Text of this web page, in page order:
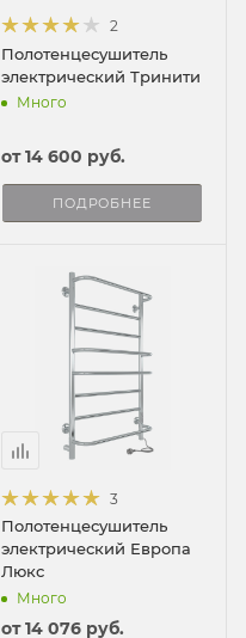
2
Полотенцесушитель
электрический Тринити
Много
от14 600 руб.
ПОДРОБНЕЕ
3
Полотенцесушитель
электрический Европа
Люкс
Много
от14 076 руб.